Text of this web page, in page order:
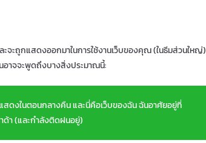
จะถูกแสดงออกมาในการใช้งานเว็บของคุณ (ในธีมส่วนใหญ่)
อาจจะพูดถึงบางสิ่งประมาณนี้:
ดงในตอนกลางคืน และนี่คือเว็บของฉัน ฉันอาศัยอยู่ที่
ด้า (และกำลังติดฝนอยู่)